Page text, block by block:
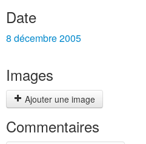
Date
8 décembre 2005
Images
Ajouter une image
Commentaires